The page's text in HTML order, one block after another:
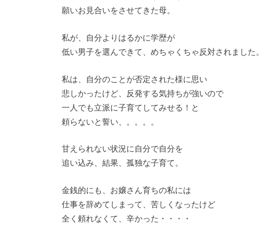
願いお見合いをさせてきた母。
私が、自分よりはるかに学歴が
低い男子を選んできて、めちゃくちゃ反対されました。
私は、自分のことが否定された様に思い
悲しかったけど、反発する気持ちが強いので
一人でも立派に子育てしてみせる！と
頼らないと誓い、。。。。
甘えられない状況に自分で自分を
追い込み、結果、孤独な子育て。
金銭的にも、お嬢さん育ちの私には
仕事を辞めてしまって、苦しくなったけど
全く頼れなくて、辛かった・・・・